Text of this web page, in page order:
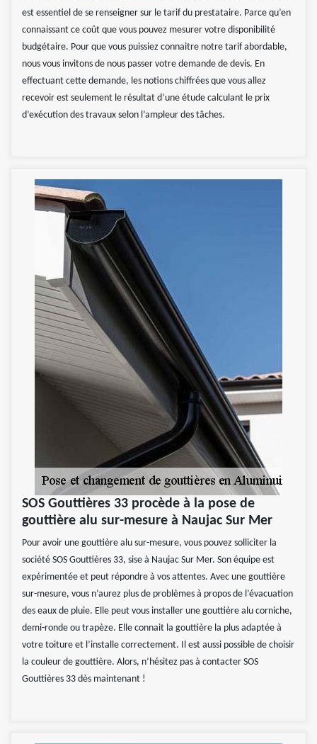
est essentiel de se renseigner sur le tarif du prestataire. Parce qu’en
connaissant ce coût que vous pouvez mesurer votre disponibilité
budgétaire. Pour que vous puissiez connaitre notre tarif abordable,
nous vous invitons de nous passer votre demande de devis. En
effectuant cette demande, les notions chiffrées que vous allez
recevoir est seulement le résultat d’une étude calculant le prix
d’exécution des travaux selon l’ampleur des tâches.
SOS Gouttières 33 procède à la pose de
gouttière alu sur-mesure à Naujac Sur Mer
Pour avoir une gouttière alu sur-mesure, vous pouvez solliciter la
société SOS Gouttières 33, sise à Naujac Sur Mer. Son équipe est
expérimentée et peut répondre à vos attentes. Avec une gouttière
sur-mesure, vous n’aurez plus de problèmes à propos de l’évacuation
des eaux de pluie. Elle peut vous installer une gouttière alu corniche,
demi-ronde ou trapèze. Elle connait la gouttière la plus adaptée à
votre toiture et l’installe correctement. Il est aussi possible de choisir
la couleur de gouttière. Alors, n’hésitez pas à contacter SOS
Gouttières 33 dès maintenant !